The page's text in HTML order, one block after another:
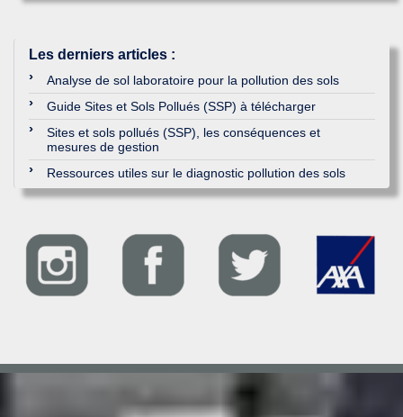
Les derniers articles :
Analyse de sol laboratoire pour la pollution des sols
Guide Sites et Sols Pollués (SSP) à télécharger
Sites et sols pollués (SSP), les conséquences et
mesures de gestion
Ressources utiles sur le diagnostic pollution des sols